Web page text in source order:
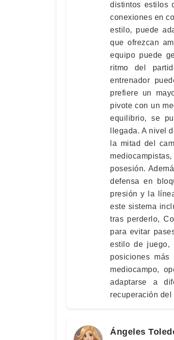
distintos estilos
conexiones en
estilo, puede
que ofrezcan
equipo puede
ritmo del
entrenador
prefiere un
pivote con un
equilibrio, se
llegada. A nivel
la mitad del
posesión.
defensa en
presión y la
este sistema
tras perderlo,
para evitar
estilo de juego,
posiciones más
mediocampo,
adaptarse a
recuperación del
Ángeles